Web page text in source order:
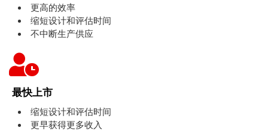
更高的效率
缩短设计和评估时间
不中断生产供应
最快上市
缩短设计和评估时间
更早获得更多收入